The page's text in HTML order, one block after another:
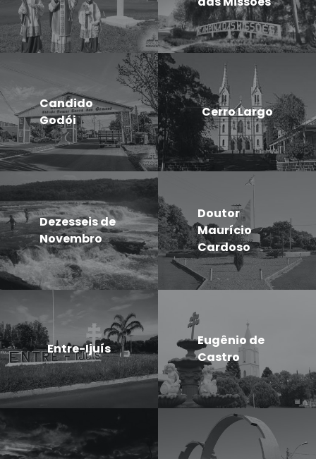
Candido
Godói
Cerro Largo
Dezesseis de
Novembro
Doutor
Maurício
Cardoso
Entre-Ijuís
Eugênio de
Castro